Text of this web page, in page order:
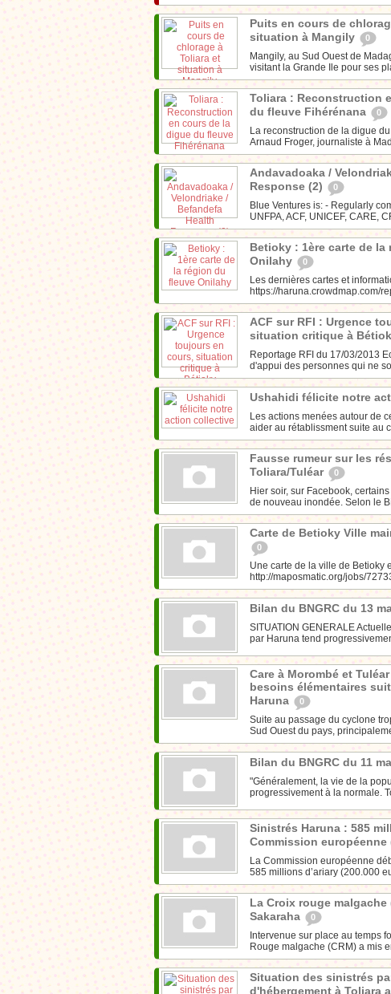
Puits en cours de
situation à Mangily
0
Mangily, au Sud Ouest de
visitant la Grande Ile pour ses
Toliara : Reconstruction
du fleuve Fihérénana
0
La reconstruction de la digue
Arnaud Froger, journaliste à
Andavadoaka /
Response (2)
0
Blue Ventures is: - Regularly
UNFPA, ACF, UNICEF, CARE,
Betioky : 1ère carte de
Onilahy
0
Les dernières cartes et
https://haruna.crowdmap.com/
ACF sur RFI : Urgence
situation critique à
Reportage RFI du 17/03/2013
d'appui des personnes qui ne
Ushahidi félicite notre
Les actions menées autour de
aider au rétablissment suite au
Fausse rumeur sur les
Toliara/Tuléar
0
Hier soir, sur Facebook,
de nouveau inondée. Selon le
Carte de Betioky Ville
0
Une carte de la ville de Betioky
http://maposmatic.org/jobs/
Bilan du BNGRC du 13
SITUATION GENERALE
par Haruna tend
Care à Morombé et
besoins élémentaires
Haruna
0
Suite au passage du cyclone
Sud Ouest du pays,
Bilan du BNGRC du 11
"Généralement, la vie de la
progressivement à la normale.
Sinistrés Haruna : 585
Commission européenne
La Commission européenne
585 millions d’ariary (200.000
La Croix rouge malgache
Sakaraha
0
Intervenue sur place au temps
Rouge malgache (CRM) a mis
Situation des sinistrés
d'hébergement à Toliara